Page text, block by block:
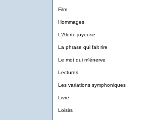
Film
Hommages
L'Alerte joyeuse
La phrase qui fait rire
Le mot qui m'énerve
Lectures
Les variations symphoniques
Livre
Loisirs